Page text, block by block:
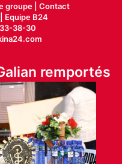
groupe | Contact
Equipe B24
38-30
remportés